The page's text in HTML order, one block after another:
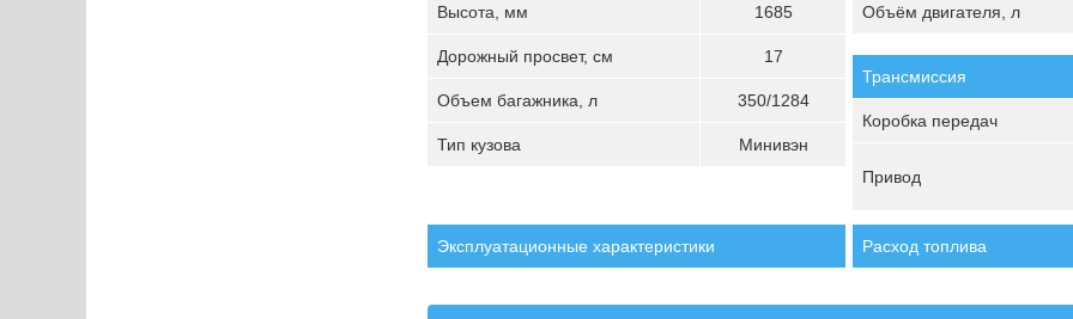
Высота, мм 1685
Дорожный просвет, см 17
Объем багажника, л 350/1284
Тип кузова Минивэн
Объём двигателя, л
Трансмиссия
Коробка передач
Привод
Эксплуатационные характеристики Расход топлива